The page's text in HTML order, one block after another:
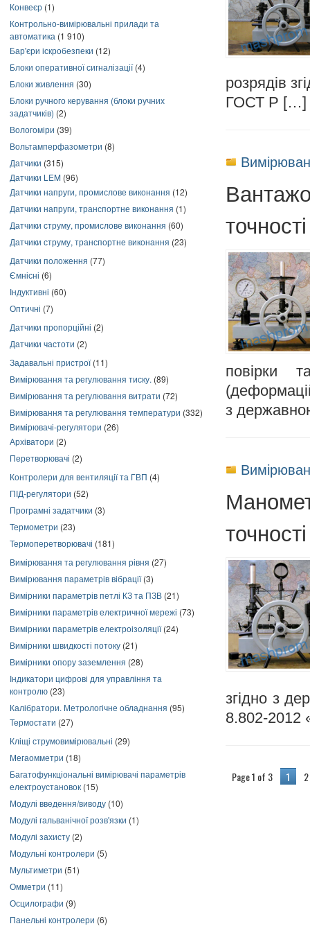
Конвеєр (1)
Контрольно-вимірювальні прилади та
автоматика (1 910)
Бар'єри іскробезпеки (12)
Блоки оперативної сигналізації(4)
Блоки живлення (30)
Блоки ручного керування (блоки ручних
задатчиків) (2)
Вологоміри (39)
Вольтамперфазометри (8)
Датчики (315)
Датчики LEM (96)
Датчики напруги, промислове виконання (12)
Датчики напруги, транспортне виконання (1)
Датчики струму, промислове виконання (60)
Датчики струму, транспортне виконання (23)
Датчики положення (77)
Ємнісні (6)
Індуктивні (60)
Оптичні (7)
Датчики пропорційні (2)
Датчики частоти (2)
Задавальні пристрої(11)
Вимірювання та регулювання тиску. (89)
Вимірювання та регулювання витрати (72)
Вимірювання та регулювання температури (332)
Вимірювачі-регулятори (26)
Архіватори (2)
Перетворювачі (2)
Контролери для вентиляції та ГВП (4)
ПІД-регулятори (52)
Програмні задатчики (3)
Термометри (23)
Термоперетворювачі (181)
Вимірювання та регулювання рівня (27)
Вимірювання параметрів вібрації(3)
Вимірники параметрів петлі КЗ та ПЗВ (21)
Вимірники параметрів електричної мережі (73)
Вимірники параметрів електроізоляції(24)
Вимірники швидкості потоку (21)
Вимірники опору заземлення (28)
Індикатори цифрові для управління та
контролю (23)
Калібратори. Метрологічне обладнання (95)
Термостати (27)
Кліщі струмовимірювальні (29)
Мегаомметри (18)
Багатофункціональні вимірювачі параметрів
електроустановок (15)
Модулі введення/виводу (10)
Модулі гальванічної розв'язки (1)
Модулі захисту (2)
Модульні контролери (5)
Мультиметри (51)
Омметри (11)
Осцилографи (9)
Панельні контролери (6)
розрядів
ГОСТ Р […]
повірки
з
згідно з
8.802-2012
Page 1 of 3 1 2